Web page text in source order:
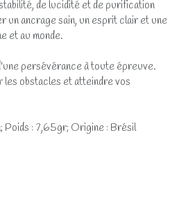
de lucidité et de purification
un ancrage sain, un esprit clair et une
et au monde.
persévérance à toute épreuve.
obstacles et atteindre vos
Poids : 7,65gr; Origine : Brésil